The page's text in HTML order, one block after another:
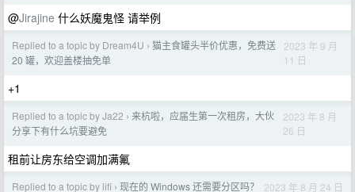
@Jirajine 什么妖魔鬼怪 请举例
Replied to a topic by Dream4U › 猫主食罐头半价优惠，免费送
20 罐，欢迎盖楼抽免单
2023 年 9 月
11 日
+1
Replied to a topic by Ja22 › 来杭啦，应届生第一次租房，大伙
分享下有什么坑要避免
2023 年 8 月
26 日
租前让房东给空调加满氟
Replied to a topic by lifi › 现在的 Windows 还需要分区吗？ 2023 年 8 月 24 日